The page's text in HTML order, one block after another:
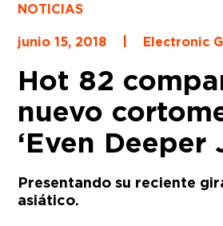
NOTICIAS
junio 15, 2018
| Electronic
Hot 82
nuevo
‘Even Deeper
Presentando su reciente
asiático.